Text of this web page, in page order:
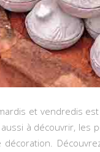
et vendredis
à découvrir,